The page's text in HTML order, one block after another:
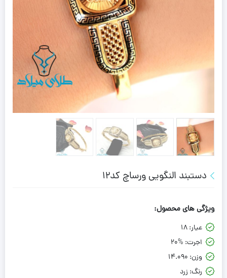
دستبند النگویی ورساچ کد12
ویژگی های محصول:
عیار:18
اجرت: 20%
وزن: 14.090
رنگ: زرد